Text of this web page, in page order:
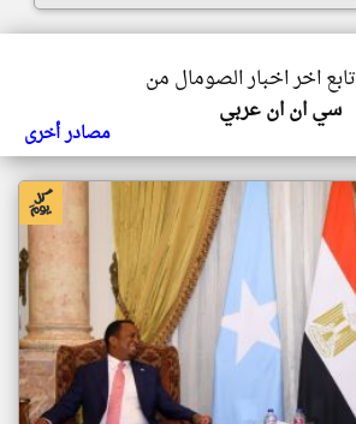
تابع اخر اخبار الصومال من
سي ان ان عربي
مصادر أخرى